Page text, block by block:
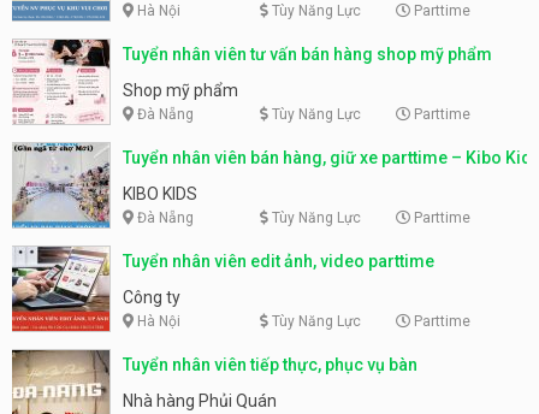
Hà Nội Tùy Năng Lực Parttime
Tuyển nhân viên tư vấn bán hàng shop mỹ phẩm
Shop mỹ phẩm
Đà Nẵng Tùy Năng Lực Parttime
Tuyển nhân viên bán hàng, giữ xe parttime – Kibo Kid
KIBO KIDS
Đà Nẵng Tùy Năng Lực Parttime
Tuyển nhân viên edit ảnh, video parttime
Công ty
Hà Nội Tùy Năng Lực Parttime
Tuyển nhân viên tiếp thực, phục vụ bàn
Nhà hàng Phủi Quán